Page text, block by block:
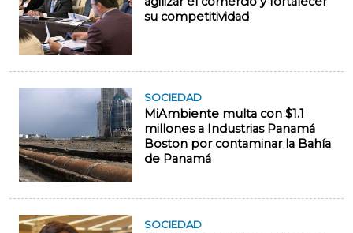
su competitividad
SOCIEDAD
MiAmbiente multa con $1.1
millones a Industrias Panamá
Boston por contaminar la Bahía
de Panamá
SOCIEDAD